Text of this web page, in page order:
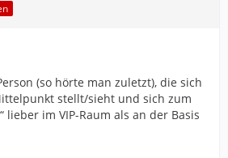
(so hörte man zuletzt), die sich
stellt/sieht und sich zum
lieber im VIP-Raum als an der Basis